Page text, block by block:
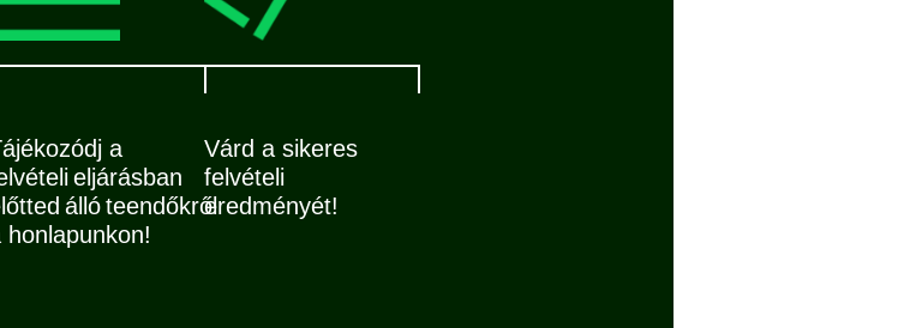
a
eljárásban
álló teendőkről
honlapunkon!
Várd a sikeres
felvételi
eredményét!